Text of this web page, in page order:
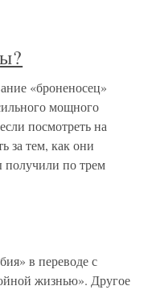
«броненосец»
мощного
посмотреть на
за тем, как они
получили по трем
в переводе с
жизнью». Другое